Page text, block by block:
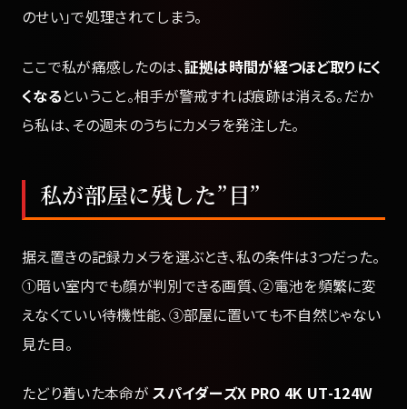
のせい」で処理されてしまう。
ここで私が痛感したのは、証拠は時間が経つほど取りにく
くなるということ。相手が警戒すれば痕跡は消える。だか
ら私は、その週末のうちにカメラを発注した。
私が部屋に残した”目”
据え置きの記録カメラを選ぶとき、私の条件は3つだった。
①暗い室内でも顔が判別できる画質、②電池を頻繁に変
えなくていい待機性能、③部屋に置いても不自然じゃない
見た目。
たどり着いた本命がスパイダーズX PRO 4K UT-124W